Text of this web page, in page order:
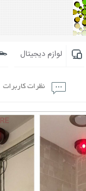
لوازم دیجیتال
نظرات کاربرات